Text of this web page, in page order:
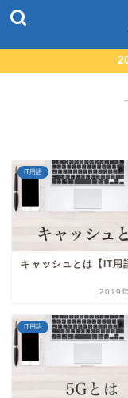
IT用語
キャッシュとは【IT用
2019
IT用語